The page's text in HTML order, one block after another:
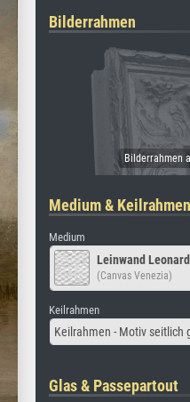
Bilderrahmen
Medium & Keilrahmen
Medium
Leinwand
(Canvas Venezia)
Keilrahmen
Keilrahmen - Motiv seitlich
Glas & Passepartout